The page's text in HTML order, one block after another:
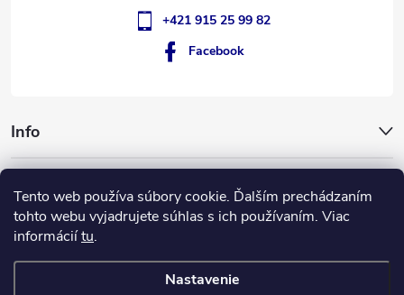
Tento web používa súbory cookie. Ďalším prechádzaním
tohto webu vyjadrujete súhlas s ich používaním. Viac
informáciítu.
Nastavenie
Info
+421 915 25 99 82
Facebook